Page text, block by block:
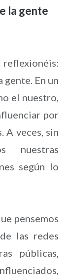
la gente
gente. En un
el nuestro,
por
A veces, sin
nuestras
según lo
pensemos
las redes
públicas,